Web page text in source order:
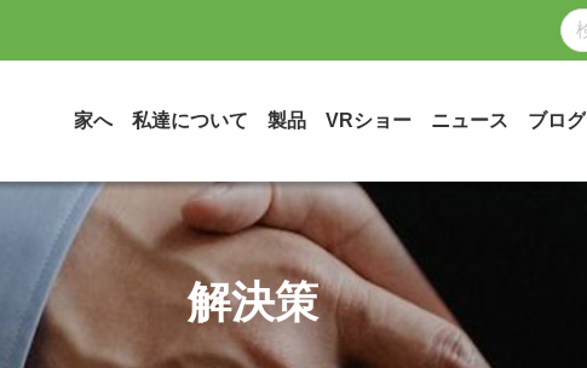
家へ 私達について 製品 VRショー ニュース ブログ
解決策